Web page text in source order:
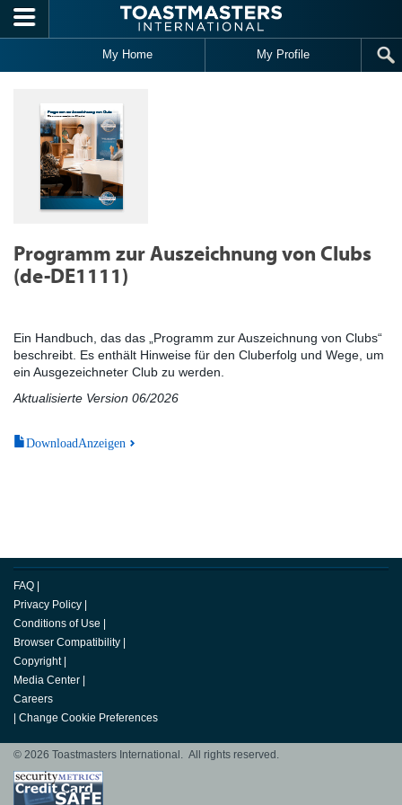
Skip to main content
My Home My Profile
Programm zur Auszeichnung von Clubs
(de-DE1111)
Ein Handbuch, das das „Programm zur Auszeichnung von Clubs“
beschreibt. Es enthält Hinweise für den Cluberfolg und Wege, um
ein Ausgezeichneter Club zu werden.
Aktualisierte Version 06/2026
DownloadAnzeigen
FAQ
Privacy Policy
Conditions of Use
Browser Compatibility
Copyright
Media Center
Careers
Change Cookie Preferences
© 2026 Toastmasters International. All rights reserved.